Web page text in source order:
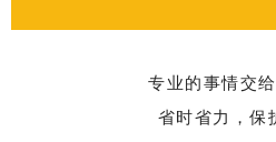
专业的事情交
省时省力，保